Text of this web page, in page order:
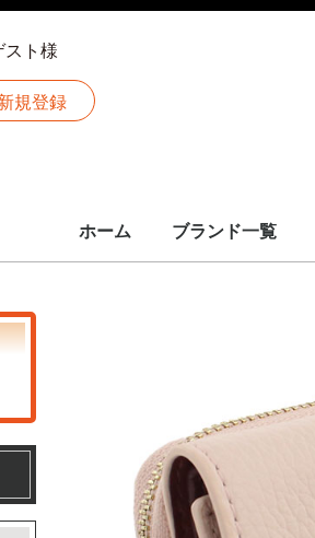
スト様
規登録
ホーム ブランド一覧